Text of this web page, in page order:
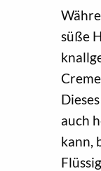
süße
auch
kann,